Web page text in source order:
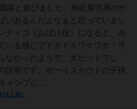
娘と遊びました。神経衰弱系のゲ
いあるんだよなぁと思っていまし
ディゴ（おばけ役）になると、み
いる感じでドキドキワクワク！子
なかったようで、大ヒットでし
説明です。ボーイスカウトの子供
ャンプに...
上前）